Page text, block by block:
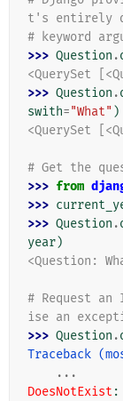
t's entirely
# keyword
>>> Question .
<QuerySet
>>> Question .
swith="What" )
<QuerySet
# Get the
>>> from
>>>
>>> Question .
year)
<Question:
# Request
ise an
>>> Question .
Traceback
...
DoesNotExist :